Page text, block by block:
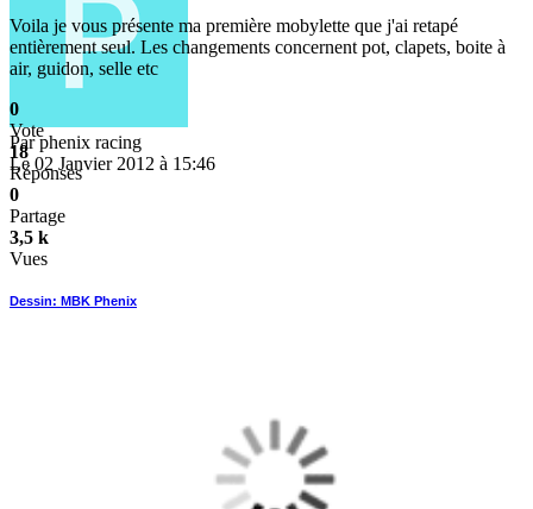
Parphenix racing
Le 02 Janvier 2012 à 15:46
Voila je vous présente ma première mobylette que j'ai retapé
entièrement seul. Les changements concernent pot, clapets, boite à
air, guidon, selle etc
0
Vote
18
Réponses
0
Partage
3,5 k
Vues
Dessin: MBK Phenix